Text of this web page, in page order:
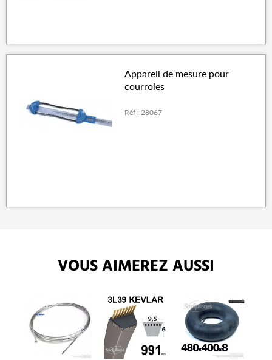
Appareil de mesure pour
courroies
Réf : 28067
VOUS AIMEREZ AUSSI